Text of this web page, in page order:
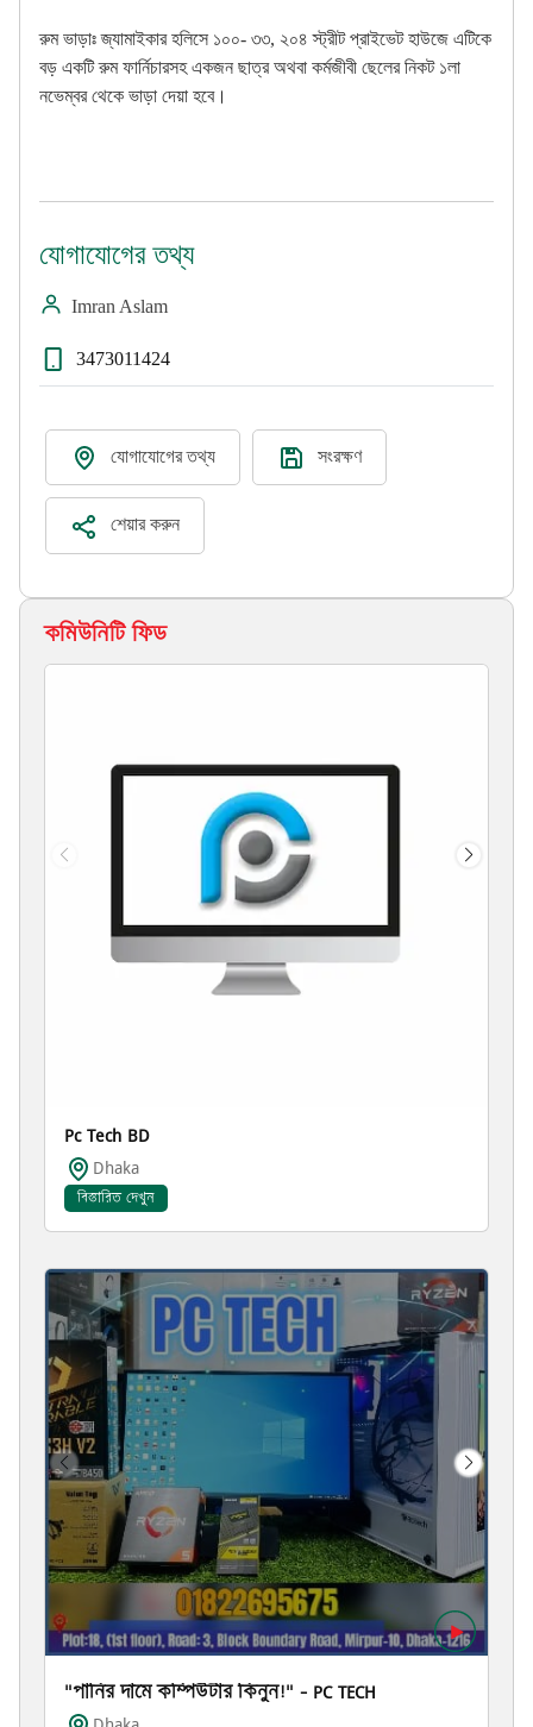
রুম ভাড়াঃ জ্যামাইকার হলিসে ১০০- ৩৩, ২০৪ স্ট্রীট প্রাইভেট হাউজে এটিকে
বড় একটি রুম ফার্নিচারসহ একজন ছাত্র অথবা কর্মজীবী ছেলের নিকট ১লা
নভেম্বর থেকে ভাড়া দেয়া হবে।
যোগাযোগের তথ্য
Imran Aslam
3473011424
যোগাযোগের তথ্য সংরক্ষণ
শেয়ার করুন
কমিউনিটি ফিড
Pc Tech BD
Dhaka
বিস্তারিত দেখুন
"পানির দামে কম্পিউটার কিনুন!" – PC TECH